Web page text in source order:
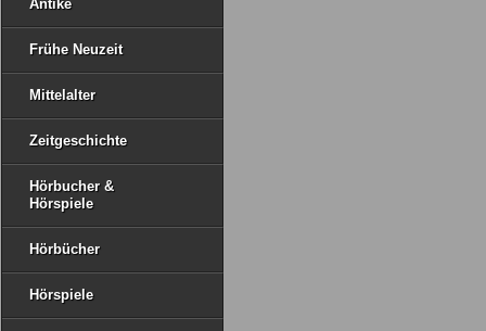
Antike
Frühe Neuzeit
Mittelalter
Zeitgeschichte
Hörbucher &
Hörspiele
Hörbücher
Hörspiele